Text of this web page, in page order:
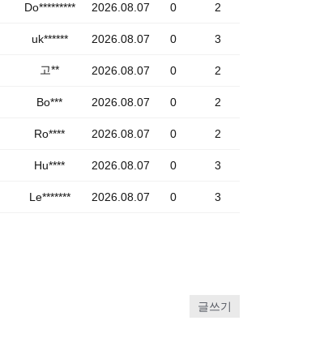
Do********* 2026.08.07 0 2
uk****** 2026.08.07 0 3
고** 2026.08.07 0 2
Bo*** 2026.08.07 0 2
Ro**** 2026.08.07 0 2
Hu**** 2026.08.07 0 3
Le******* 2026.08.07 0 3
글쓰기